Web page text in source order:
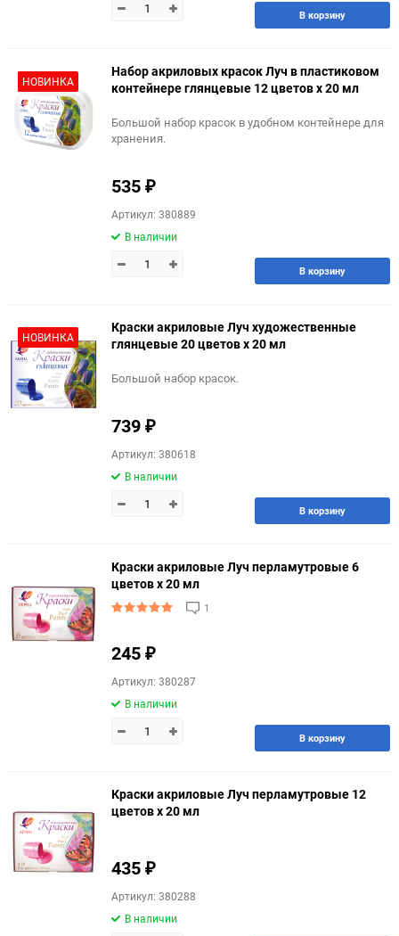
В корзину
НОВИНКА
Набор акриловых красок Луч в пластиковом
контейнере глянцевые 12 цветов х 20 мл
Большой набор красок в удобном контейнере для
хранения.
535 ₽
Артикул: 380889
В наличии
В корзину
НОВИНКА
Краски акриловые Луч художественные
глянцевые 20 цветов х 20 мл
Большой набор красок.
739 ₽
Артикул: 380618
В наличии
В корзину
Краски акриловые Луч перламутровые 6
цветов х 20 мл
1
245 ₽
Артикул: 380287
В наличии
В корзину
Краски акриловые Луч перламутровые 12
цветов х 20 мл
435 ₽
Артикул: 380288
В наличии